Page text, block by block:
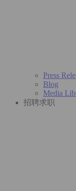
Press
Blog
Media
招聘求职